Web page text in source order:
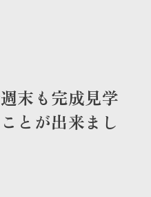
末も完成見学
とが出来まし